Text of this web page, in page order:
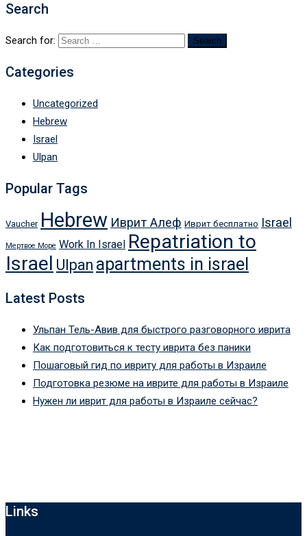
Search
Search for:
Categories
Uncategorized
Hebrew
Israel
Ulpan
Popular Tags
Vaucher Hebrew Иврит Алеф Иврит бесплатно Israel
Мертвое Море Work In Israel Repatriation to
Israel Ulpan apartments in israel
Latest Posts
Ульпан Тель-Авив для быстрого разговорного иврита
Как подготовиться к тесту иврита без паники
Пошаговый гид по ивриту для работы в Израиле
Подготовка резюме на иврите для работы в Израиле
Нужен ли иврит для работы в Израиле сейчас?
Links